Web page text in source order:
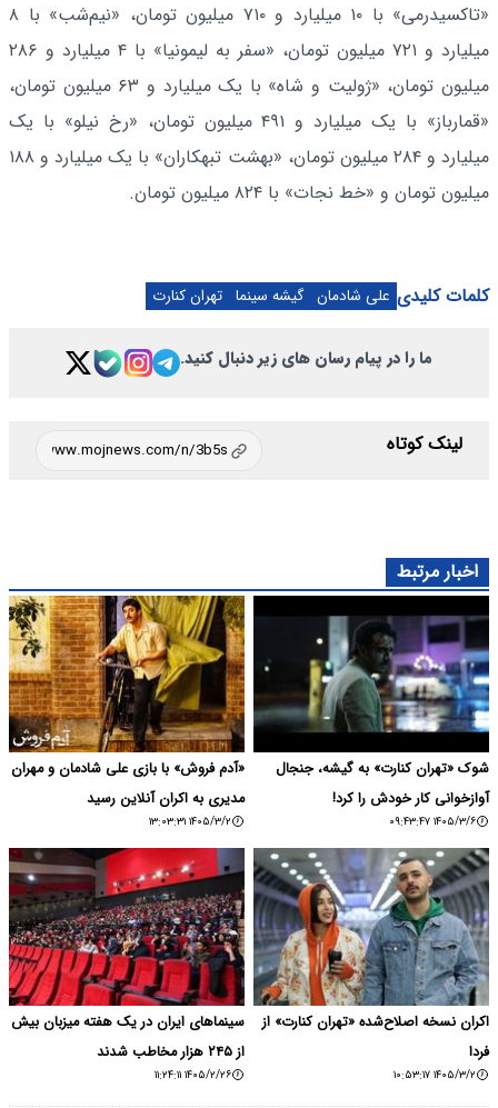
«تاکسیدرمی» با ۱۰ میلیارد و ۷۱۰ میلیون تومان، «نیم‌شب» با ۸
میلیارد و ۷۲۱ میلیون تومان، «سفر به لیمونیا» با ۴ میلیارد و ۲۸۶
میلیون تومان، «ژولیت و شاه» با یک میلیارد و ۶۳ میلیون تومان،
«قمارباز» با یک میلیارد و ۴۹۱ میلیون تومان، «رخ نیلو» با یک
میلیارد و ۲۸۴ میلیون تومان، «بهشت تبهکاران» با یک میلیارد و ۱۸۸
میلیون تومان و «خط نجات» با ۸۲۴ میلیون تومان.
کلمات کلیدی علی شادمان گیشه سینما تهران کنارت
ما را در پیام رسان های زیر دنبال کنید.
لینک کوتاه
اخبار مرتبط
شوک «تهران کنارت» به گیشه، جنجال
آوازخوانی کار خودش را کرد!
۱۴۰۵/۳/۶ ۰۹:۴۳:۴۷
«آدم فروش» با بازی علی شادمان و مهران
مدیری به اکران آنلاین رسید
۱۴۰۵/۳/۲ ۱۳:۰۳:۳۱
اکران نسخه اصلاح‌شده «تهران کنارت» از
فردا
۱۴۰۵/۳/۲ ۱۰:۵۳:۱۷
سینماهای ایران در یک هفته میزبان بیش
از ۲۴۵ هزار مخاطب شدند
۱۴۰۵/۲/۲۶ ۱۱:۲۴:۱۱